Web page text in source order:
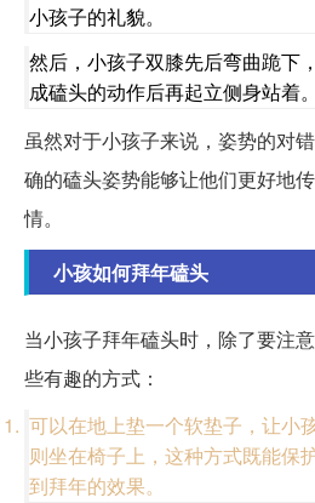
小孩子的礼貌。
然后，小孩子双膝先后弯曲跪下
成磕头的动作后再起立侧身站着。
虽然对于小孩子来说，姿势的对
确的磕头姿势能够让他们更好地
情。
小孩如何拜年磕头
当小孩子拜年磕头时，除了要注
些有趣的方式：
可以在地上垫一个软垫子，让小
则坐在椅子上，这种方式既能保
到拜年的效果。